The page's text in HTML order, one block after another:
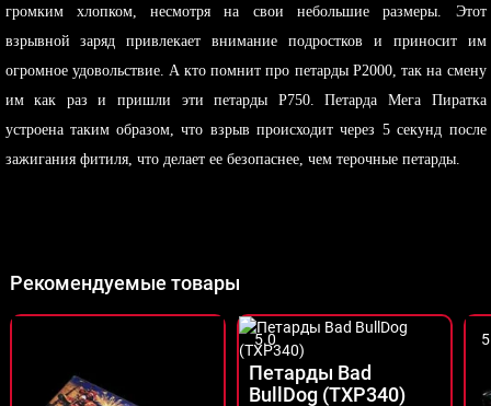
громким хлопком, несмотря на свои небольшие размеры. Этот
взрывной заряд привлекает внимание подростков и приносит им
огромное удовольствие. А кто помнит про петарды P2000, так на смену
им как раз и пришли эти петарды P750. Петарда Мега Пиратка
устроена таким образом, что взрыв происходит через 5 секунд после
зажигания фитиля, что делает ее безопаснее, чем терочные петарды.
Рекомендуемые товары
5.0
Петарды Bad
BullDog (TXP340)